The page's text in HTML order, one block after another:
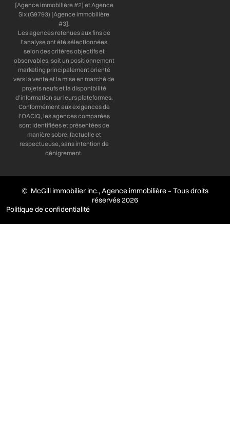
[Agence immobilière #2] et Agence
Six (G9793) [Agence immobilière
#3].
Les agences retenues aux fins de
l’analyse ont été sélectionnées
selon des critères objectifs et
observables, soit un positionnement
marketing principalement orienté
vers la vente et la mise en marché de
projets neufs et la disponibilité
d’information sur leurs plateformes.
Conformément aux exigences de
l’OACIQ, les agences comparées
sont identifiées et présentées de
manière sobre, factuelle et
respectueuse, sans intention de
dénigrement.
© McGill immobilier inc., Agence immobilière – Tous droits
réservés 2026
Politique de confidentialité